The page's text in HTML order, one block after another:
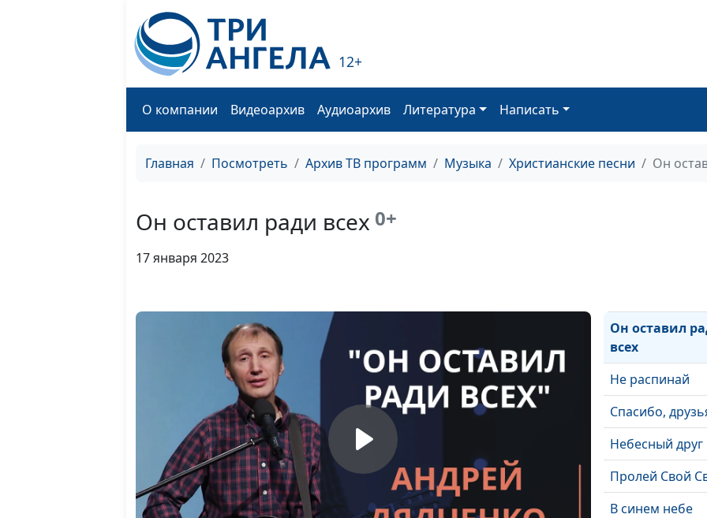
12+
О компании Видеоархив Аудиоархив Литература Написать
Главная Посмотреть Архив ТВ программ Музыка Христианские песни Он
Он оставил ради всех 0+
17 января 2023
Я с Тобой
У ног Твоих
Он оставил
всех
Не распинай
Спасибо,
Небесный друг
Пролей Свой
В синем небе